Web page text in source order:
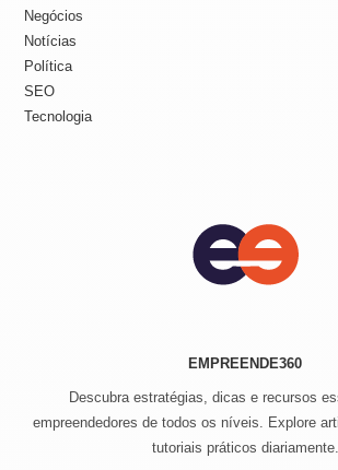
Negócios
Notícias
Política
SEO
Tecnologia
EMPREENDE360
Descubra estratégias, dicas e recursos
empreendedores de todos os níveis. Explore
tutoriais práticos diariamente.